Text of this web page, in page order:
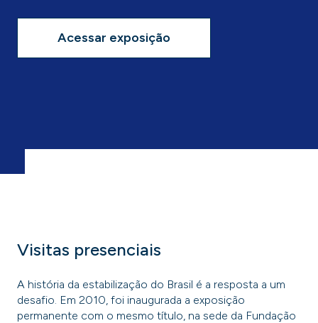
Acessar exposição
Visitas presenciais
A história da estabilização do Brasil é a resposta a um
desafio. Em 2010, foi inaugurada a exposição
permanente com o mesmo título, na sede da Fundação